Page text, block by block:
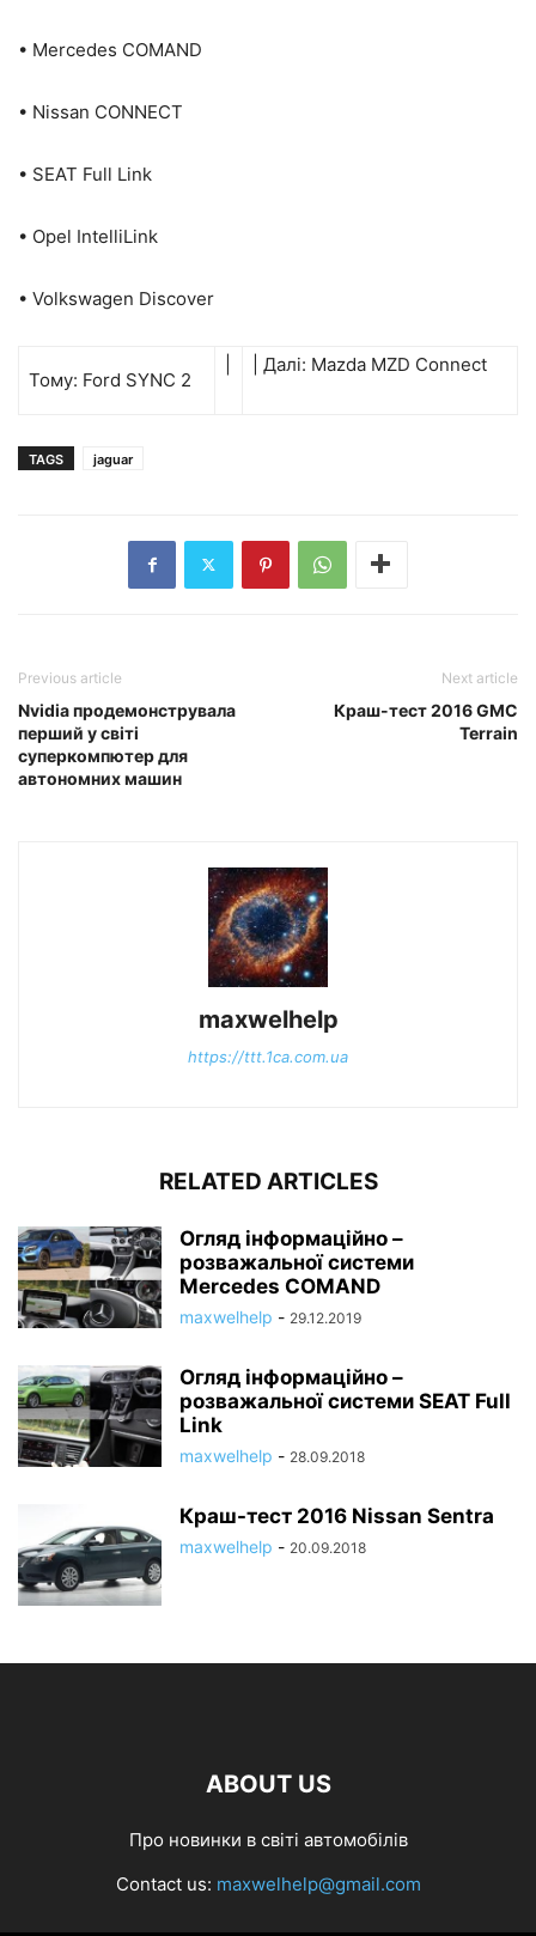
• Mercedes COMAND
• Nissan CONNECT
• SEAT Full Link
• Opel IntelliLink
• Volkswagen Discover
Тому: Ford SYNC 2
| Далі: Mazda MZD Connect
TAGS jaguar
Previous article
Nvidia продемонструвала
перший у світі
суперкомпютер для
автономних машин
Next article
Краш-тест 2016 GMC
Terrain
maxwelhelp
https://ttt.1ca.com.ua
RELATED ARTICLES
Огляд інформаційно –
розважальної системи
Mercedes COMAND
maxwelhelp - 29.12.2019
Огляд інформаційно –
розважальної системи SEAT Full
Link
maxwelhelp - 28.09.2018
Краш-тест 2016 Nissan Sentra
maxwelhelp - 20.09.2018
ABOUT US
Про новинки в світі автомобілів
Contact us: maxwelhelp@gmail.com